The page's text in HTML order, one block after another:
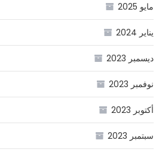
مايو 2025
يناير 2024
ديسمبر 2023
نوفمبر 2023
أكتوبر 2023
سبتمبر 2023